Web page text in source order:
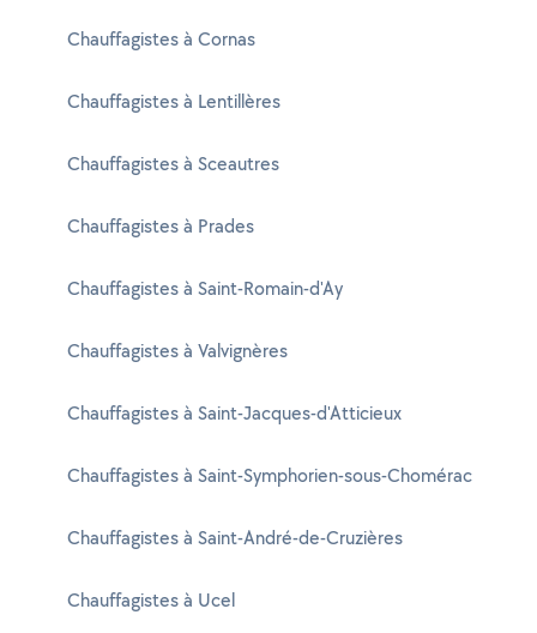
Chauffagistes à Cornas
Chauffagistes à Lentillères
Chauffagistes à Sceautres
Chauffagistes à Prades
Chauffagistes à Saint-Romain-d'Ay
Chauffagistes à Valvignères
Chauffagistes à Saint-Jacques-d'Atticieux
Chauffagistes à Saint-Symphorien-sous-Chomérac
Chauffagistes à Saint-André-de-Cruzières
Chauffagistes à Ucel